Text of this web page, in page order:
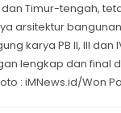
Timur-tengah,
arsitektur
karya PB II, III dan
lengkap dan final
: iMNews.id/Won